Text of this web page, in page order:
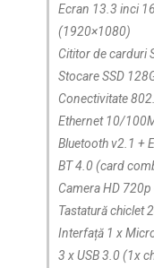
Ecran 13.3 inci
(1920×1080)
Cititor de carduri
Stocare SSD
Conectivitate
Ethernet 10/
Bluetooth v2.1 +
BT 4.0 (card
Camera HD 720p
Tastatură chiclet
Interfață 1 x
3 x USB 3.0 (1x